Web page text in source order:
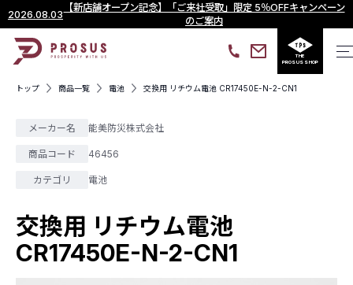
2026.08.03
【新店舗オープン記念】「ご来社受取」限定 5％OFFキャンペーン
のご案内
THE
PROSUS SHOP
トップ 商品一覧 電池 交換用 リチウム電池 CR17450E-N-2-CN1
メーカー名 能美防災株式会社
商品コード 46456
カテゴリ 電池
交換用 リチウム電池
CR17450E-N-2-CN1